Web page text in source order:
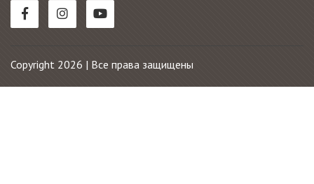
Copyright 2026 | Все права защищены